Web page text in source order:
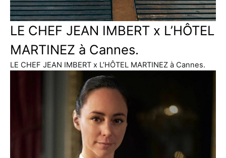
LE CHEF JEAN IMBERT x L’HÔTEL
MARTINEZ à Cannes.
LE CHEF JEAN IMBERT x L’HÔTEL MARTINEZ à Cannes.